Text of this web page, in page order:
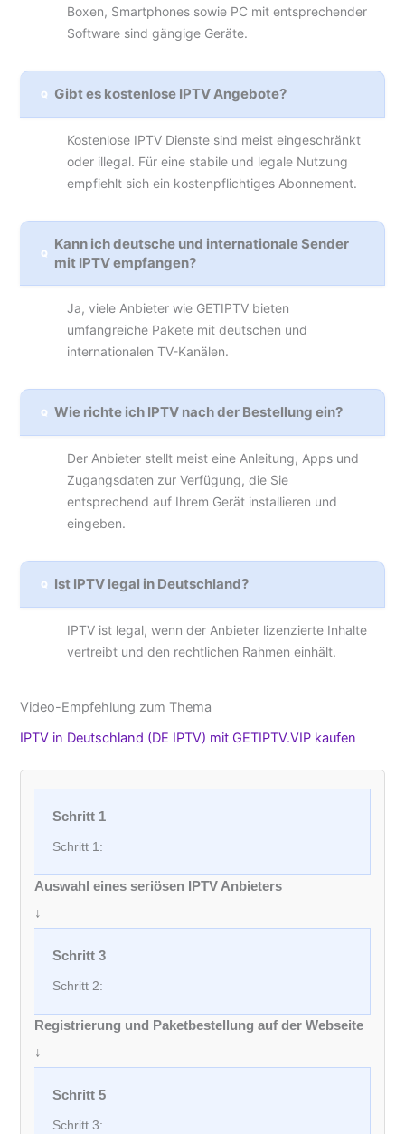
Boxen, Smartphones sowie PC mit entsprechender
Software sind gängige Geräte.
Gibt es kostenlose IPTV Angebote?
Kostenlose IPTV Dienste sind meist eingeschränkt
oder illegal. Für eine stabile und legale Nutzung
empfiehlt sich ein kostenpflichtiges Abonnement.
Kann ich deutsche und internationale Sender
mit IPTV empfangen?
Ja, viele Anbieter wie GETIPTV bieten
umfangreiche Pakete mit deutschen und
internationalen TV-Kanälen.
Wie richte ich IPTV nach der Bestellung ein?
Der Anbieter stellt meist eine Anleitung, Apps und
Zugangsdaten zur Verfügung, die Sie
entsprechend auf Ihrem Gerät installieren und
eingeben.
Ist IPTV legal in Deutschland?
IPTV ist legal, wenn der Anbieter lizenzierte Inhalte
vertreibt und den rechtlichen Rahmen einhält.
Video-Empfehlung zum Thema
IPTV in Deutschland (DE IPTV) mit GETIPTV.VIP kaufen
Schritt 1:
Auswahl eines seriösen IPTV Anbieters
↓
Schritt 2:
Registrierung und Paketbestellung auf der Webseite
↓
Schritt 3: